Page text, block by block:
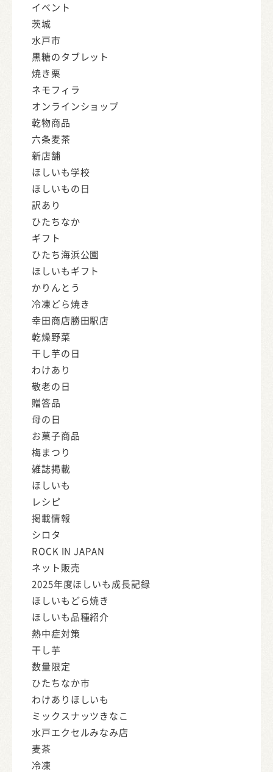
イベント
茨城
水戸市
黒糖のタブレット
焼き栗
ネモフィラ
オンラインショップ
乾物商品
六条麦茶
新店舗
ほしいも学校
ほしいもの日
訳あり
ひたちなか
ギフト
ひたち海浜公園
ほしいもギフト
かりんとう
冷凍どら焼き
幸田商店勝田駅店
乾燥野菜
干し芋の日
わけあり
敬老の日
贈答品
母の日
お菓子商品
梅まつり
雑誌掲載
ほしいも
レシピ
掲載情報
シロタ
ROCK IN JAPAN
ネット販売
2025年度ほしいも成長記録
ほしいもどら焼き
ほしいも品種紹介
熱中症対策
干し芋
数量限定
ひたちなか市
わけありほしいも
ミックスナッツきなこ
水戸エクセルみなみ店
麦茶
冷凍